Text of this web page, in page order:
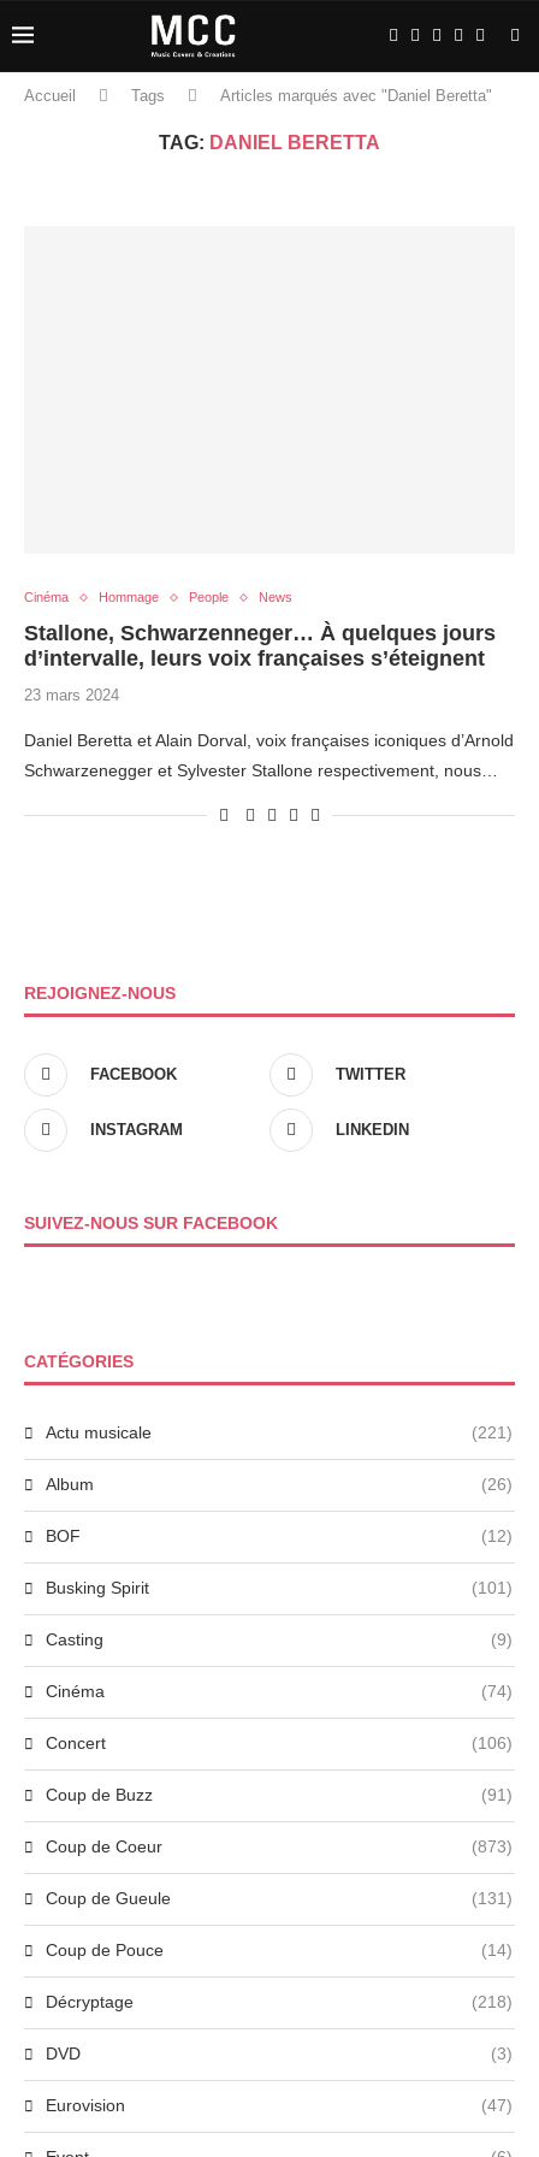
Accueil Tags Articles marqués avec "Daniel Beretta"
TAG: DANIEL BERETTA
Cinéma Hommage People News
Stallone, Schwarzenneger… À quelques jours
d’intervalle, leurs voix françaises s’éteignent
23 mars 2024
Daniel Beretta et Alain Dorval, voix françaises iconiques d’Arnold
Schwarzenegger et Sylvester Stallone respectivement, nous…
REJOIGNEZ-NOUS
FACEBOOK TWITTER
INSTAGRAM LINKEDIN
SUIVEZ-NOUS SUR FACEBOOK
CATÉGORIES
Actu musicale (221)
Album (26)
BOF (12)
Busking Spirit (101)
Casting (9)
Cinéma (74)
Concert (106)
Coup de Buzz (91)
Coup de Coeur (873)
Coup de Gueule (131)
Coup de Pouce (14)
Décryptage (218)
DVD (3)
Eurovision (47)